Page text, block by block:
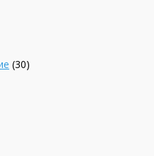
(30)